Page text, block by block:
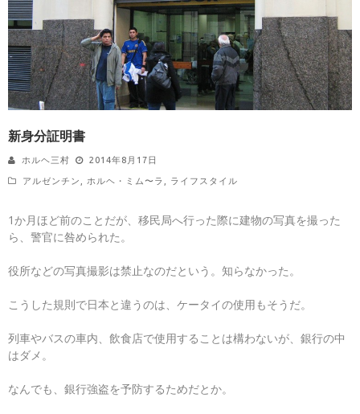
新身分証明書
ホルヘ三村 2014年8月17日
アルゼンチン ホルヘ・ミム〜ラ ライフスタイル
1か月ほど前のことだが、移民局へ行った際に建物の写真を撮った
ら、警官に咎められた。
役所などの写真撮影は禁止なのだという。知らなかった。
こうした規則で日本と違うのは、ケータイの使用もそうだ。
列車やバスの車内、飲食店で使用することは構わないが、銀行の中
はダメ。
なんでも、銀行強盗を予防するためだとか。